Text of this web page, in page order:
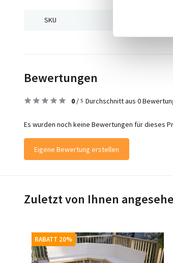
SKU
Bewertungen
0 / 5 Durchschnitt aus 0
Es wurden noch keine Bewertungen für dieses
Eigene Bewertung erstellen
Zuletzt von Ihnen
RABATT 20%